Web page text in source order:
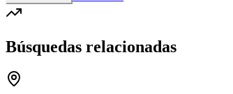
Búsquedas relacionadas